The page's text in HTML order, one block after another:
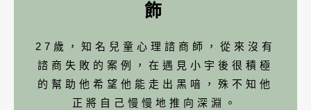
飾
27歲，知名兒童心理諮商師，從來沒有
諮商失敗的案例，在遇見小宇後很積極
的幫助他希望他能走出黑喑，殊不知他
正將自己慢慢地推向深淵。